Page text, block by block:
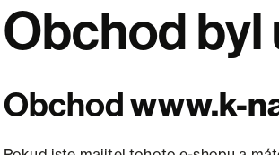
Obchod byl
Obchodwww.k-